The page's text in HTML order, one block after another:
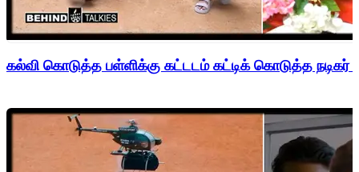
கல்வி கொடுத்த பள்ளிக்கு கட்டடம் கட்டிக் கொடுத்த நடிகர்